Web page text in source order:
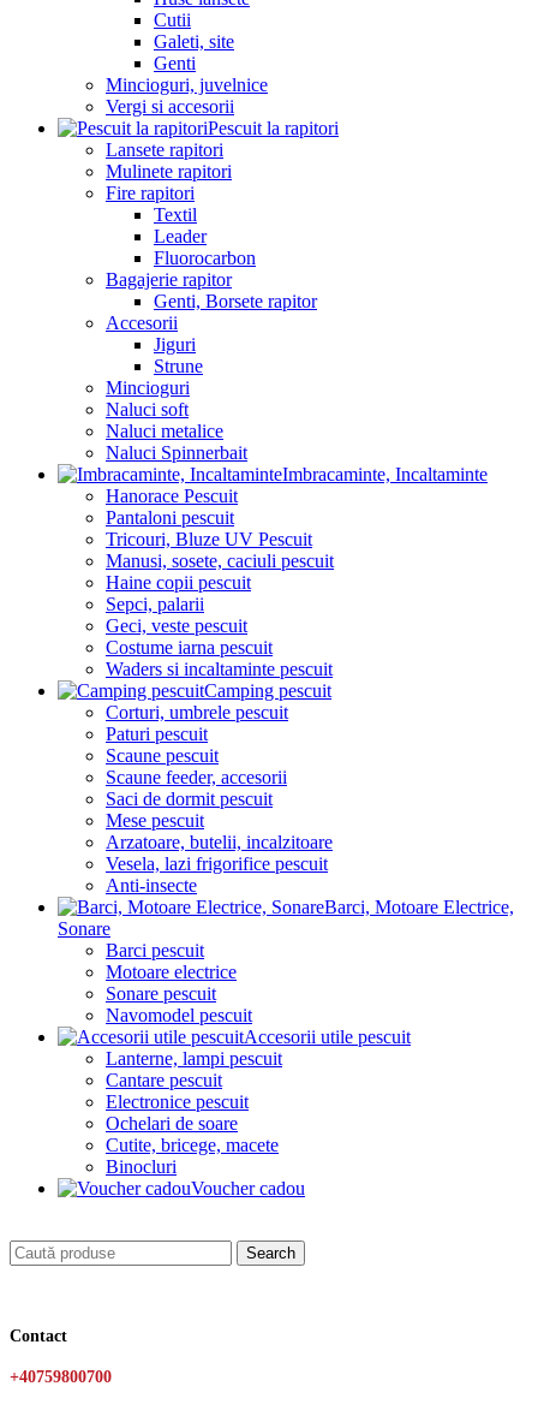
Cutii
Galeti, site
Genti
Mincioguri, juvelnice
Vergi si accesorii
Pescuit la rapitori
Lansete rapitori
Mulinete rapitori
Fire rapitori
Textil
Leader
Fluorocarbon
Bagajerie rapitor
Genti, Borsete rapitor
Accesorii
Jiguri
Strune
Mincioguri
Naluci soft
Naluci metalice
Naluci Spinnerbait
Imbracaminte, Incaltaminte
Hanorace Pescuit
Pantaloni pescuit
Tricouri, Bluze UV Pescuit
Manusi, sosete, caciuli pescuit
Haine copii pescuit
Sepci, palarii
Geci, veste pescuit
Costume iarna pescuit
Waders si incaltaminte pescuit
Camping pescuit
Corturi, umbrele pescuit
Paturi pescuit
Scaune pescuit
Scaune feeder, accesorii
Saci de dormit pescuit
Mese pescuit
Arzatoare, butelii, incalzitoare
Vesela, lazi frigorifice pescuit
Anti-insecte
Barci, Motoare Electrice,
Sonare
Barci pescuit
Motoare electrice
Sonare pescuit
Navomodel pescuit
Accesorii utile pescuit
Lanterne, lampi pescuit
Cantare pescuit
Electronice pescuit
Ochelari de soare
Cutite, bricege, macete
Binocluri
Voucher cadou
Search
Contact
+40759800700